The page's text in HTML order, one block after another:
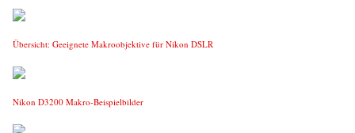
Übersicht: Geeignete Makroobjektive für Nikon DSLR
Nikon D3200 Makro-Beispielbilder